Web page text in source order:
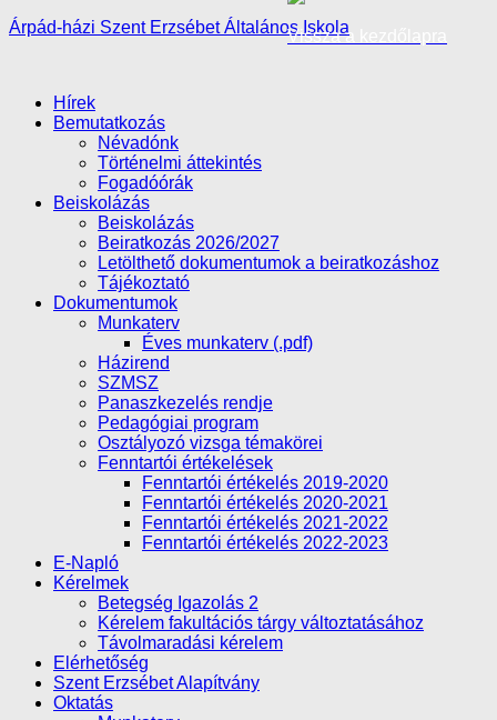
Vissza a kezdőlapra
Árpád-házi Szent Erzsébet Általános Iskola
Hírek
Bemutatkozás
Névadónk
Történelmi áttekintés
Fogadóórák
Beiskolázás
Beiskolázás
Beiratkozás 2026/2027
Letölthető dokumentumok a beiratkozáshoz
Tájékoztató
Dokumentumok
Munkaterv
Éves munkaterv (.pdf)
Házirend
SZMSZ
Panaszkezelés rendje
Pedagógiai program
Osztályozó vizsga témakörei
Fenntartói értékelések
Fenntartói értékelés 2019-2020
Fenntartói értékelés 2020-2021
Fenntartói értékelés 2021-2022
Fenntartói értékelés 2022-2023
E-Napló
Kérelmek
Betegség Igazolás 2
Kérelem fakultációs tárgy változtatásához
Távolmaradási kérelem
Elérhetőség
Szent Erzsébet Alapítvány
Oktatás